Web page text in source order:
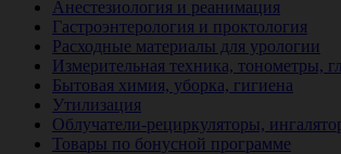
Анестезиология и реанимация
Гастроэнтерология и проктология
Расходные материалы для урологии
Измерительная техника, тонометры,
Бытовая химия, уборка, гигиена
Утилизация
Облучатели-рециркуляторы,
Товары по бонусной программе